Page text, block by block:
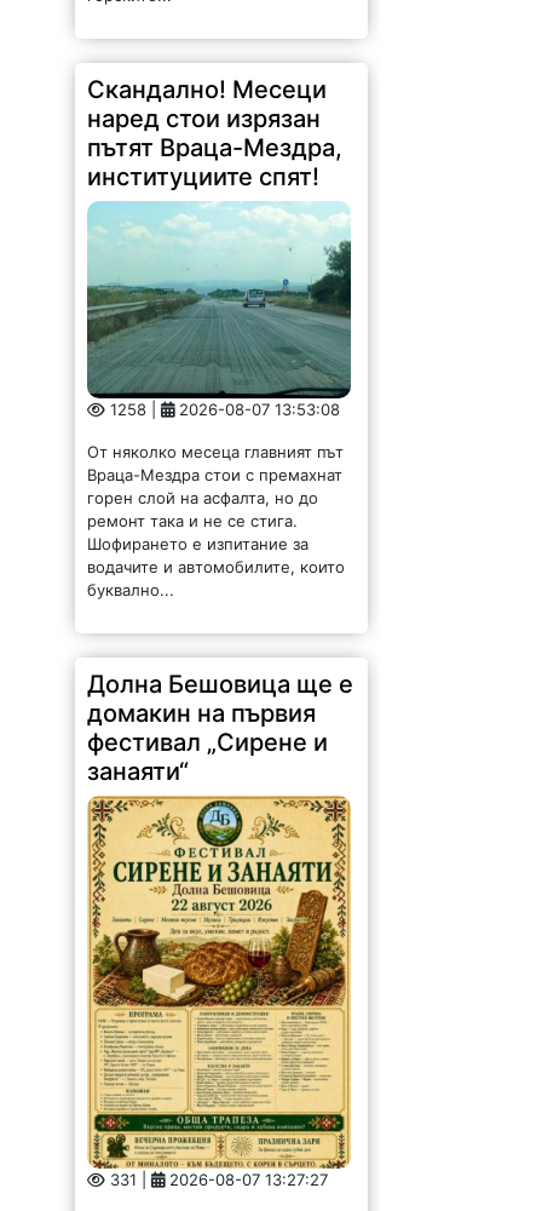
Скандално! Месеци
наред стои изрязан
пътят Враца-Мездра,
институциите спят!
1258 | 2026-08-07 13:53:08
От няколко месеца главният път
Враца-Мездра стои с премахнат
горен слой на асфалта, но до
ремонт така и не се стига.
Шофирането е изпитание за
водачите и автомобилите, които
буквално...
Долна Бешовица ще е
домакин на първия
фестивал „Сирене и
занаяти“
331 | 2026-08-07 13:27:27